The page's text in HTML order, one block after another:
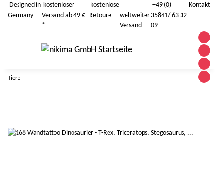
Designed in
Germany
kostenloser
Versand ab 49 €
*
kostenlose
Retoure
weltweiter
Versand
+49 (0)
35841/ 63 32
09
Kontakt
Tiere